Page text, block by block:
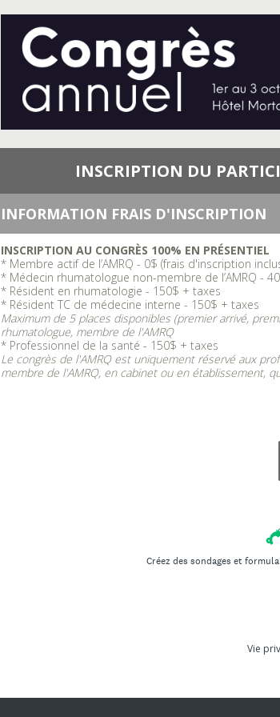
INSCRIPTION DU
INFORMATION FRAIS D'INSCRIPTION
INSCRIPTION AU CONGRÈS 100% EN PRÉSENTIEL
* Membre actif de l’AMRQ - 0$ (frais d'inscription
* Médecin rhumatologue non-membre de l’AMRQ -
* Résident en rhumatologie - 150$ + taxes
* Résident TC de médecine interne - 150$ + taxes
Maximum de 5 places disponibles (premier arrivé,
rhumatologue, membre de l'AMRQ
* Professionnel de la santé - 150$ + taxes
Le congrès de l'AMRQ est uniquement réservé aux
membre de l'AMRQ, en cabinet ou en établissement,
Créez des sondages et
Vie